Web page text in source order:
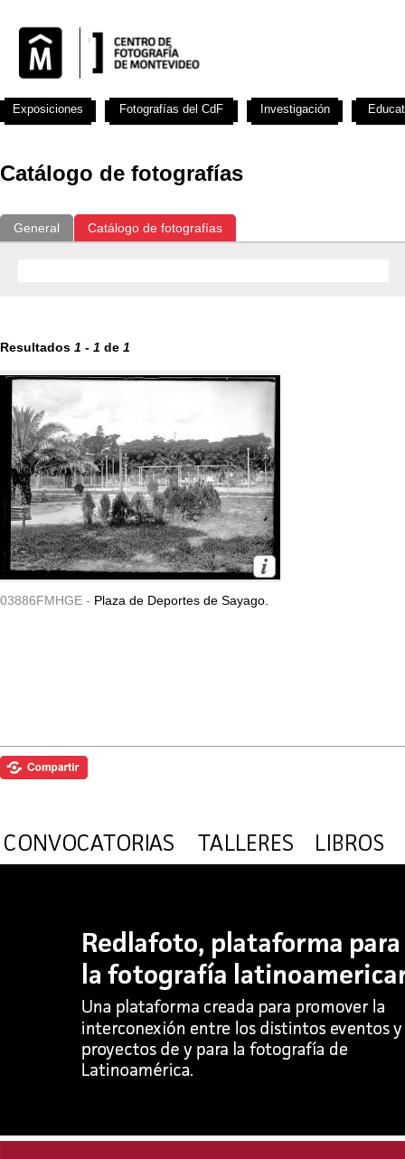
Catálogo de fotografías
General Catálogo de fotografías
Resultados 1 - 1 de 1
03886FMHGE - Plaza de Deportes de Sayago.
Exposiciones Fotografías del CdF Investigación